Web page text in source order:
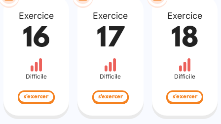
Exercice
16
Difficile
s'exercer
Exercice
17
Difficile
s'exercer
Exercice
18
Difficile
s'exercer